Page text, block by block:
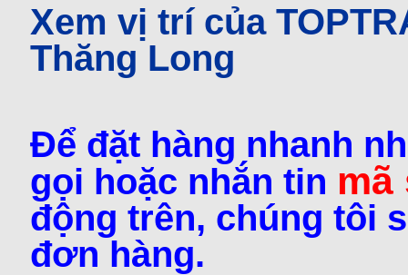
Xem vị trí của
Thăng Long
Để đặt hàng nhanh
gọi hoặc nhắn tin
động trên, chúng tôi
đơn hàng.